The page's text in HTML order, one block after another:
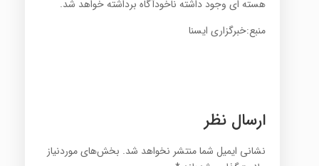
هسته ای وجود داشته ناخودآگاه برداشته خواهد شد.
منبع:خبرگزاری ایسنا
ارسال نظر
نشانی ایمیل شما منتشر نخواهد شد. بخش‌های موردنیاز